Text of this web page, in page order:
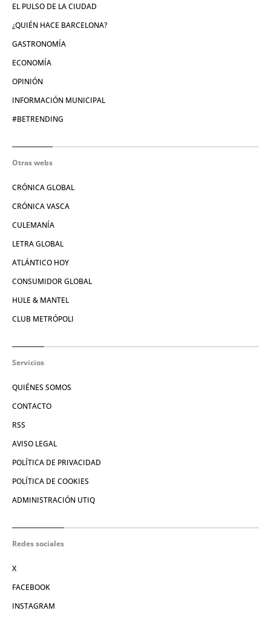
EL PULSO DE LA CIUDAD
¿QUIÉN HACE BARCELONA?
GASTRONOMÍA
ECONOMÍA
OPINIÓN
INFORMACIÓN MUNICIPAL
#BETRENDING
Otras webs
CRÓNICA GLOBAL
CRÓNICA VASCA
CULEMANÍA
LETRA GLOBAL
ATLÁNTICO HOY
CONSUMIDOR GLOBAL
HULE & MANTEL
CLUB METRÓPOLI
Servicios
QUIÉNES SOMOS
CONTACTO
RSS
AVISO LEGAL
POLÍTICA DE PRIVACIDAD
POLÍTICA DE COOKIES
ADMINISTRACIÓN UTIQ
Redes sociales
X
FACEBOOK
INSTAGRAM